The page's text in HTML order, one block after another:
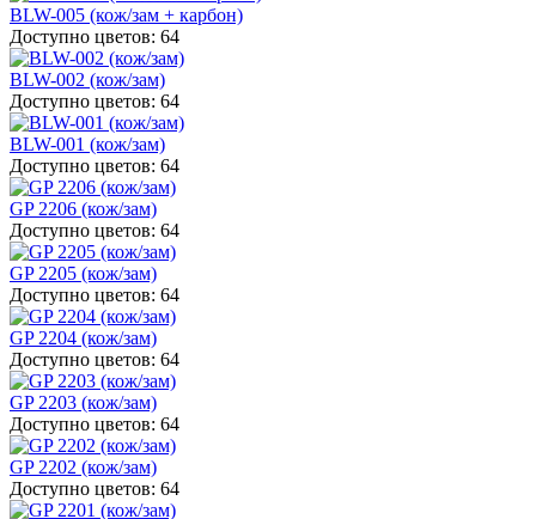
BLW-005 (кож/зам + карбон)
Доступно цветов: 64
BLW-002 (кож/зам)
Доступно цветов: 64
BLW-001 (кож/зам)
Доступно цветов: 64
GP 2206 (кож/зам)
Доступно цветов: 64
GP 2205 (кож/зам)
Доступно цветов: 64
GP 2204 (кож/зам)
Доступно цветов: 64
GP 2203 (кож/зам)
Доступно цветов: 64
GP 2202 (кож/зам)
Доступно цветов: 64